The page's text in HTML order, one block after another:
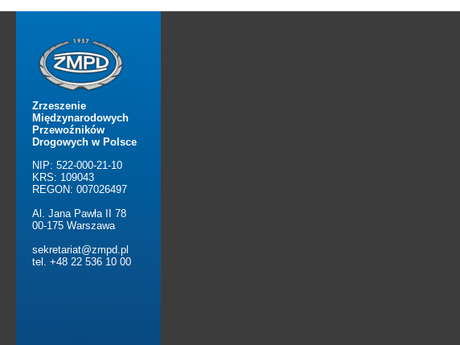
Zrzeszenie
Międzynarodowych
Przewoźników
Drogowych w Polsce
NIP: 522-000-21-10
KRS: 109043
REGON: 007026497
Al. Jana Pawła II 78
00-175 Warszawa
sekretariat@zmpd.pl
tel. +48 22 536 10 00